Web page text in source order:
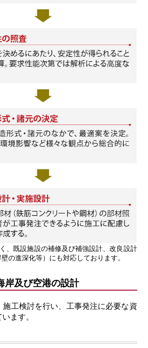
、既設施設の補修及び補強設計、改良設計
壁の進深化等）にも対応しております。
岸及び空港の設計
工検討を行い、工事発注に必要な資
ます。